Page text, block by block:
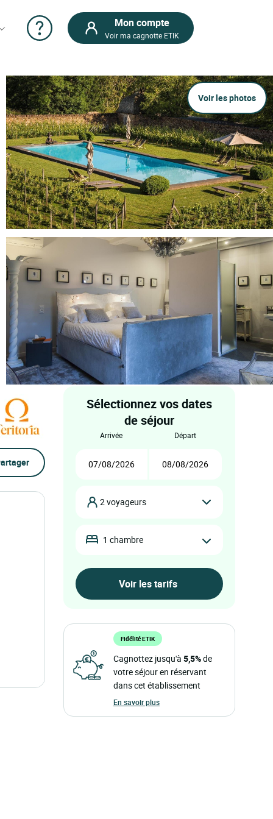
Mon compte
Voir ma cagnotte ETIK
Voir les photos
Sélectionnez vos dates
de séjour
arrivée départ
2 voyageurs
1 chambre
Fidélité ETIK
Cagnottez jusqu'à 5,5%de
votre séjour en réservant
dans cet établissement
En savoir plus